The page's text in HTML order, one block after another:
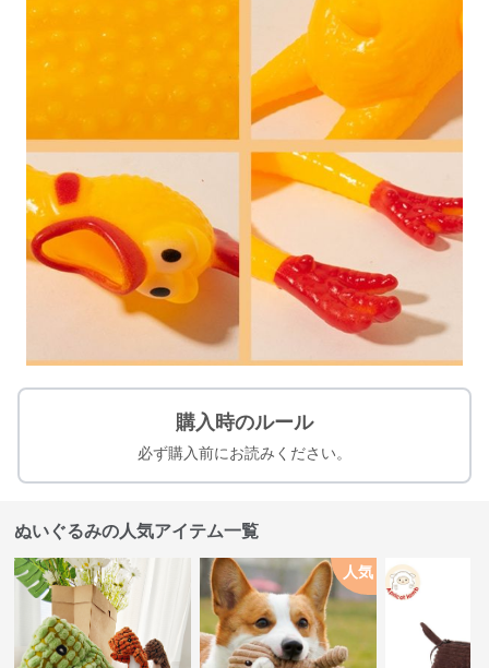
購入時のルール
必ず購入前にお読みください。
ぬいぐるみの人気アイテム一覧
人気